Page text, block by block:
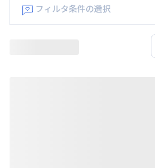
フィルタ条件の選択